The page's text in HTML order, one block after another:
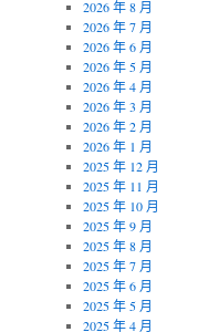
2026 年 8 月
2026 年 7 月
2026 年 6 月
2026 年 5 月
2026 年 4 月
2026 年 3 月
2026 年 2 月
2026 年 1 月
2025 年 12 月
2025 年 11 月
2025 年 10 月
2025 年 9 月
2025 年 8 月
2025 年 7 月
2025 年 6 月
2025 年 5 月
2025 年 4 月